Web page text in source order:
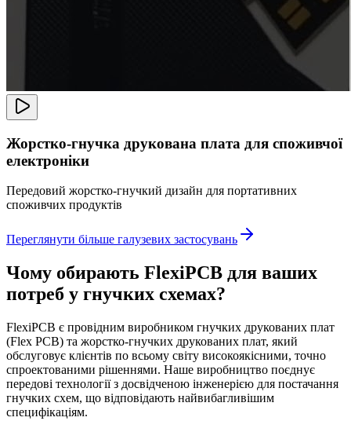
Жорстко-гнучка друкована плата для споживчої
електроніки
Передовий жорстко-гнучкий дизайн для портативних
споживчих продуктів
Переглянути більше галузевих застосувань
Чому обирають FlexiPCB для ваших
потреб у гнучких схемах?
FlexiPCB є провідним виробником гнучких друкованих плат
(Flex PCB) та жорстко-гнучких друкованих плат, який
обслуговує клієнтів по всьому світу високоякісними, точно
спроектованими рішеннями. Наше виробництво поєднує
передові технології з досвідченою інженерією для постачання
гнучких схем, що відповідають найвибагливішим
специфікаціям.